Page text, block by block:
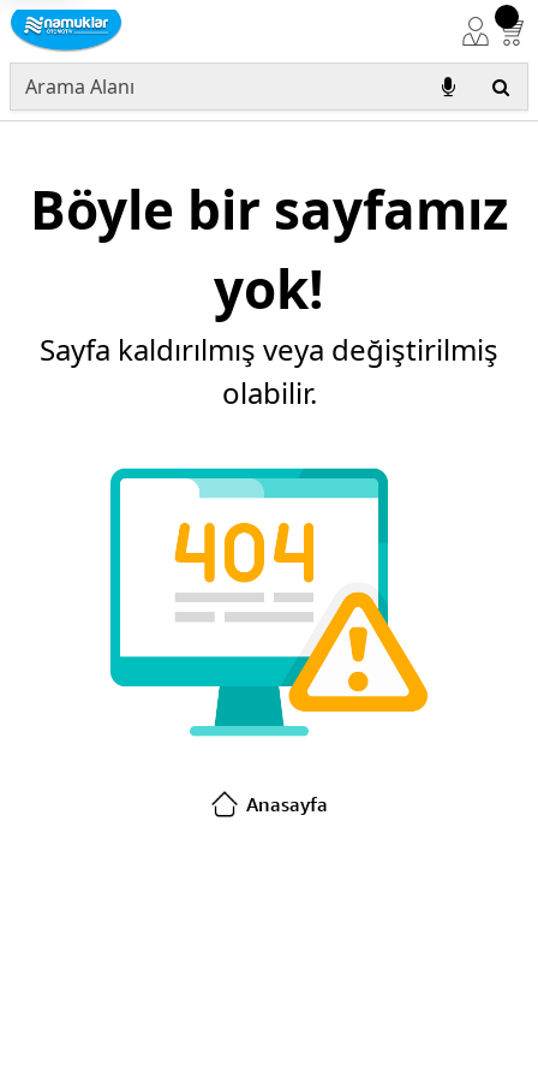
Böyle bir sayfamız
yok!
Sayfa kaldırılmış veya değiştirilmiş
olabilir.
Anasayfa